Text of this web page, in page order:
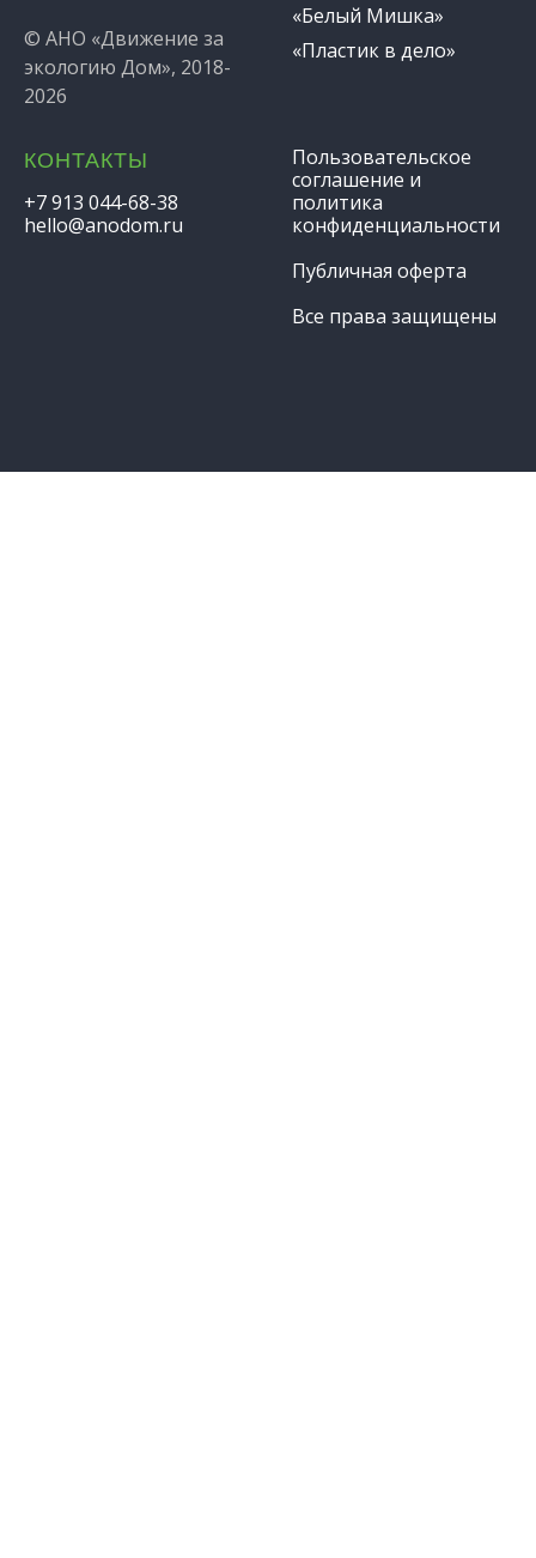
© АНО «Движение за
экологию Дом», 2018-
2026
«Белый Мишка»
«Пластик в дело»
КОНТАКТЫ
+7 913 044-68-38
hello@anodom.ru
Пользовательское
соглашение и
политика
конфиденциальности
Публичная оферта
Все права защищены